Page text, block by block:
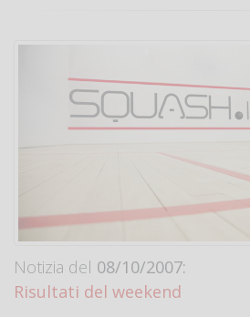
Notizia del 08/10/2007:
Risultati del weekend